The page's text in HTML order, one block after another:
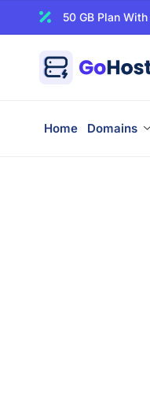
50 GB Plan
Home Domains